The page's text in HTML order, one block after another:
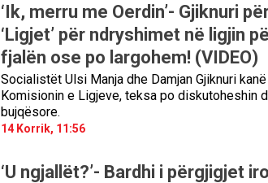
‘Ik, merru me Oerdin’- Gjiknuri
‘Ligjet’ për ndryshimet në ligjin
fjalën ose po largohem! (VIDEO)
Socialistët Ulsi Manja dhe Damjan Gjiknuri
Komisionin e Ligjeve, teksa po diskutoheshin
bujqësore.
14 Korrik, 11:56
‘U ngjallët?’- Bardhi i përgjigjet